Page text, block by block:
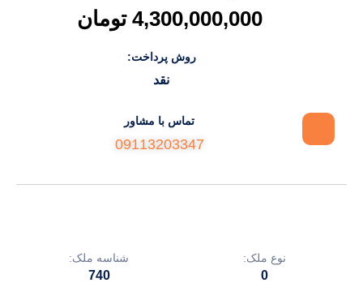
4,300,000,000 تومان
روش پرداخت:
نقد
تماس با مشاور
09113203347
نوع ملک:
0
شناسه ملک:
740